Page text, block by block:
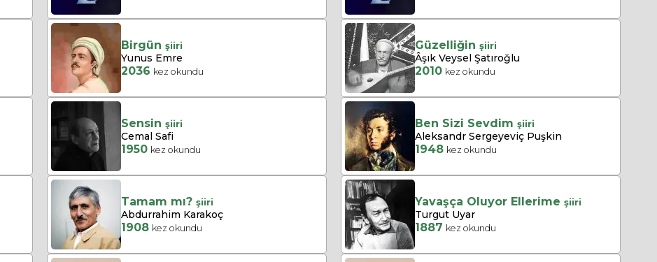
Birgün şiiri
Yunus Emre
2036 kez okundu
Güzelliğin şiiri
Âşık Veysel Şatıroğlu
2010 kez okundu
Sensin şiiri
Cemal Safi
1950 kez okundu
Ben Sizi Sevdim şiiri
Aleksandr Sergeyeviç Puşkin
1948 kez okundu
Tamam mı? şiiri
Abdurrahim Karakoç
1908 kez okundu
Yavaşça Oluyor Ellerime şiiri
Turgut Uyar
1887 kez okundu